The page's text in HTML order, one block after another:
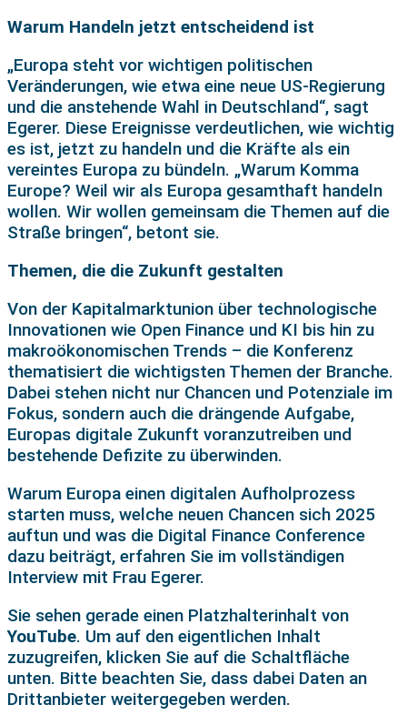
Warum Handeln jetzt entscheidend ist
„Europa steht vor wichtigen politischen
Veränderungen, wie etwa eine neue US-Regierung
und die anstehende Wahl in Deutschland“, sagt
Egerer. Diese Ereignisse verdeutlichen, wie wichtig
es ist, jetzt zu handeln und die Kräfte als ein
vereintes Europa zu bündeln. „Warum Komma
Europe? Weil wir als Europa gesamthaft handeln
wollen. Wir wollen gemeinsam die Themen auf die
Straße bringen“, betont sie.
Themen, die die Zukunft gestalten
Von der Kapitalmarktunion über technologische
Innovationen wie Open Finance und KI bis hin zu
makroökonomischen Trends – die Konferenz
thematisiert die wichtigsten Themen der Branche.
Dabei stehen nicht nur Chancen und Potenziale im
Fokus, sondern auch die drängende Aufgabe,
Europas digitale Zukunft voranzutreiben und
bestehende Defizite zu überwinden.
Warum Europa einen digitalen Aufholprozess
starten muss, welche neuen Chancen sich 2025
auftun und was die Digital Finance Conference
dazu beiträgt, erfahren Sie im vollständigen
Interview mit Frau Egerer.
Sie sehen gerade einen Platzhalterinhalt von
YouTube. Um auf den eigentlichen Inhalt
zuzugreifen, klicken Sie auf die Schaltfläche
unten. Bitte beachten Sie, dass dabei Daten an
Drittanbieter weitergegeben werden.